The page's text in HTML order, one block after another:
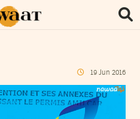
19 Jun 2016